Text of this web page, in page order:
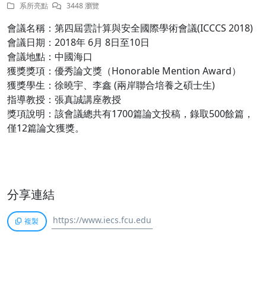
系所亮點 3448 瀏覽
會議名稱：第四屆雲計算與安全國際學術會議(ICCCS 2018)
會議日期：2018年 6月 8日至10日
會議地點：中國海口
獲獎獎項：優秀論文獎（Honorable Mention Award）
獲獎學生：徐曉宇、李鑫 (兩岸聯合培養之碩士生)
指導教授：張真誠講座教授
獎項說明：該會議總共有1700篇論文投稿，錄取500餘篇，
僅12篇論文獲獎。
分享連結
複製